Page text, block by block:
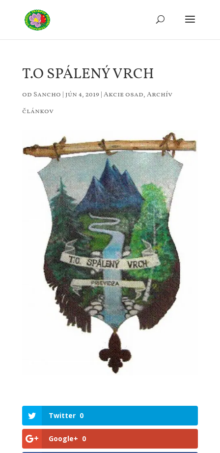
T.O SPÁLENÝ VRCH
od Sancho | jún 4, 2019| Akcie osad, Archív
článkov
Twitter 0
Google+ 0